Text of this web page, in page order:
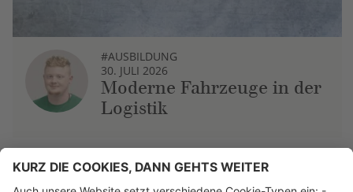
#AUSBILDUNG
30. JULI 2026
Moderne Fahrzeuge in der
Logistik